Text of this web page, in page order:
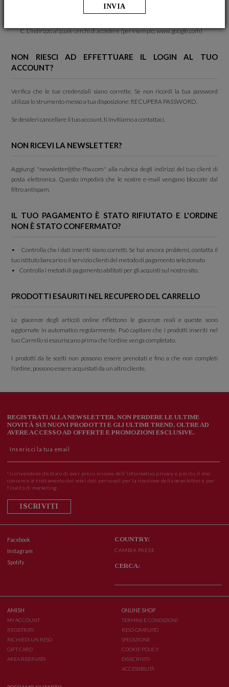
Il tuo sistema operativo (Windows Vista, Mac OS X, ecc.)
L'indirizzo al quale cerchi di accedere (per esempio, www.google.com)
NON RIESCI AD EFFETTUARE IL LOGIN AL TUO
ACCOUNT?
Verifica che le tue credenziali siano corrette. Se non ricordi la tua password
utilizza lo strumento messo a tua disposizione: RECUPERA PASSWORD.
Se desideri cancellare il tuo account, ti invitiamo a contattaci.
NON RICEVI LA NEWSLETTER?
Aggiungi "newsletter@the-ffw.com" alla rubrica degli indirizzi del tuo client di
posta elettronica. Questo impedirà che le nostre e-mail vengano bloccate dal
filtro antispam.
IL TUO PAGAMENTO È STATO RIFIUTATO E L'ORDINE
NON È STATO CONFERMATO?
• Controlla che i dati inseriti siano corretti. Se hai ancora problemi, contatta il
tuo istituto bancario o il servizio clienti del metodo di pagamento selezionato
• Controlla i metodi di pagamento abilitati per gli acquisti sul nostro sito.
PRODOTTI ESAURITI NEL RECUPERO DEL CARRELLO
Le giacenze degli articoli online riflettono le giacenze reali e queste sono
aggiornate in automatico regolarmente. Può capitare che i prodotti inseriti nel
tuo Carrello si esauriscano prima che l'ordine venga completato.
I prodotti da te scelti non possono essere prenotati e fino a che non completi
l'ordine, possono essere acquistati da un altro cliente.
Facebook
Instagram
Spotify
COUNTRY:
CAMBIA PAESE
CERCA:
REGISTRATI ALLA NEWSLETTER, NON PERDERE LE ULTIME
NOVITÀ SUI NUOVI PRODOTTI E GLI ULTIMI TREND, OLTRE AD
AVERE ACCESSO AD OFFERTE E PROMOZIONI ESCLUSIVE.
*iscrivendomi dichiaro di aver preso visione dell'informativa privacy e presto il mio
consenso al trattamento dei miei dati personali per la ricezione della newsletter e per
finalità di marketing.
ISCRIVITI
AMISH
MY ACCOUNT
REGISTRATI
RICHIEDI UN RESO
GIFT CARD
AREA RISERVATA
ONLINE SHOP
TERMINI E CONDIZIONI
RESO GRATUITO
SPEDIZIONE
COOKIE POLICY
DISISCRIVITI
ACCESSIBILITÀ
INVIA